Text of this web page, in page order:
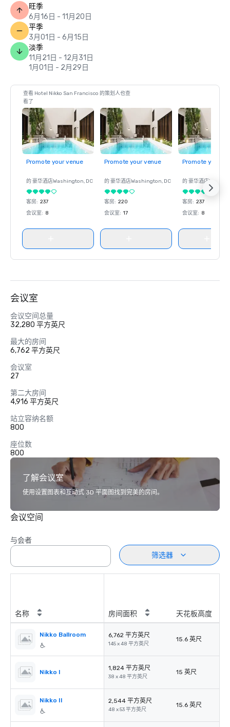
旺季
6月16日 - 11月20日
平季
3月01日 - 6月15日
淡季
11月21日 - 12月31日
1月01日 - 2月29日
查看 Hotel Nikko San Francisco 的策划人也查
看了
Promote your venue
的 豪华酒店Washington, DC
客房: 237
会议室: 8
Promote your venue
的 豪华酒店Washington, DC
客房: 220
会议室: 17
Promote your
的 豪华酒店
客房: 237
会议室: 8
会议室
会议空间总量
32,280 平方英尺
最大的房间
6,762 平方英尺
会议室
27
第二大房间
4,916 平方英尺
站立容纳名额
800
座位数
800
了解会议室
使用设置图表和互动式 3D 平面图找到完美的房间。
会议空间
与会者
筛选器
名称 房间面积 天花板高度
Nikko Ballroom 6,762 平方英尺
145 x 48 平方英尺
15.6 英尺
Nikko I
1,824 平方英尺
38 x 48 平方英尺
15 英尺
Nikko II 2,544 平方英尺
48 x 53 平方英尺
15.6 英尺